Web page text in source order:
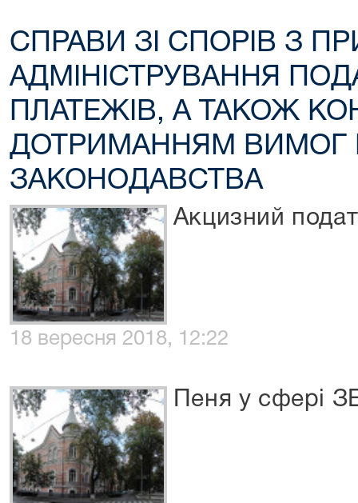
СПРАВИ ЗІ СПОРІВ З
АДМІНІСТРУВАННЯ
ПЛАТЕЖІВ, А ТАКОЖ
ДОТРИМАННЯМ ВИМОГ
ЗАКОНОДАВСТВА
Акцизний
18 вересня 2018, 12:22
Пеня у сфері